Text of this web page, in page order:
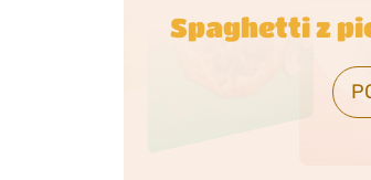
Pizza z